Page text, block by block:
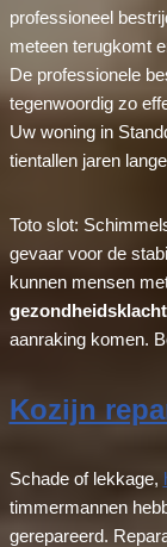
professioneel
meteen terugkomt
De professionele
tegenwoordig zo
Uw woning in
tientallen jaren
Toto slot:
gevaar voor de
kunnen mensen
aanraking komen.
Kozijn
Schade of lekkage,
timmermannen
gerepareerd.